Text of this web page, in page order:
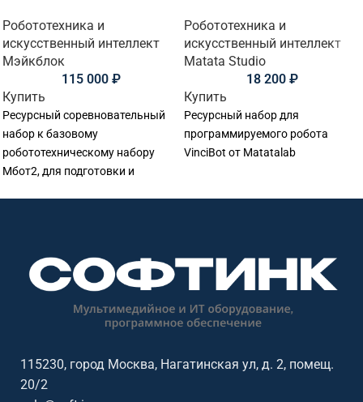
Робототехника и
искусственный интеллект
Мэйкблок
115 000 ₽
Купить
Ресурсный соревновательный
набор к базовому
робототехническому набору
Мбот2, для подготовки и
Робототехника и
искусственный интеллект
Matata Studio
18 200 ₽
Купить
Ресурсный набор для
программируемого робота
VinciBot от Matatalab
115230, город Москва, Нагатинская ул, д. 2, помещ.
20/2